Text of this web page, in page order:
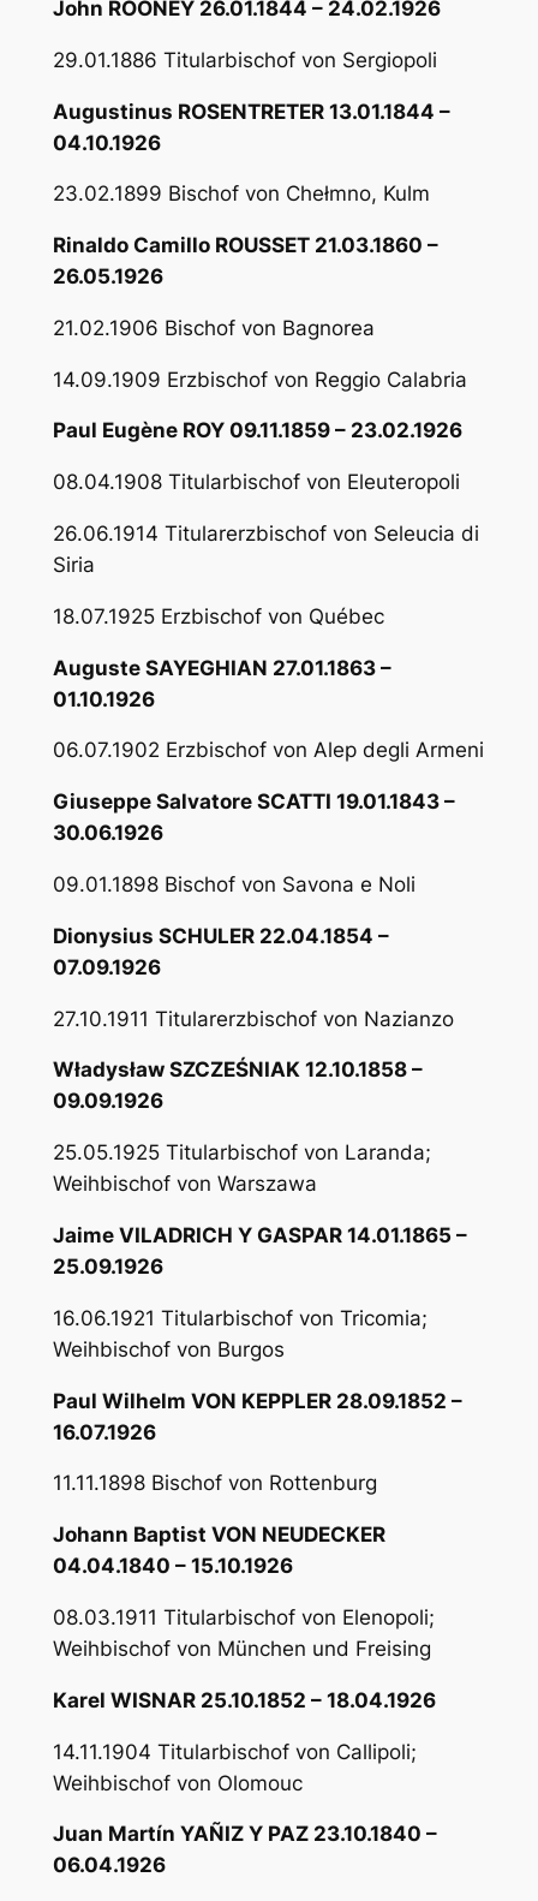
John ROONEY 26.01.1844 – 24.02.1926
29.01.1886 Titularbischof von Sergiopoli
Augustinus ROSENTRETER 13.01.1844 –
04.10.1926
23.02.1899 Bischof von Chełmno, Kulm
Rinaldo Camillo ROUSSET 21.03.1860 –
26.05.1926
21.02.1906 Bischof von Bagnorea
14.09.1909 Erzbischof von Reggio Calabria
Paul Eugène ROY 09.11.1859 – 23.02.1926
08.04.1908 Titularbischof von Eleuteropoli
26.06.1914 Titularerzbischof von Seleucia di
Siria
18.07.1925 Erzbischof von Québec
Auguste SAYEGHIAN 27.01.1863 –
01.10.1926
06.07.1902 Erzbischof von Alep degli Armeni
Giuseppe Salvatore SCATTI 19.01.1843 –
30.06.1926
09.01.1898 Bischof von Savona e Noli
Dionysius SCHULER 22.04.1854 –
07.09.1926
27.10.1911 Titularerzbischof von Nazianzo
Władysław SZCZEŚNIAK 12.10.1858 –
09.09.1926
25.05.1925 Titularbischof von Laranda;
Weihbischof von Warszawa
Jaime VILADRICH Y GASPAR 14.01.1865 –
25.09.1926
16.06.1921 Titularbischof von Tricomia;
Weihbischof von Burgos
Paul Wilhelm VON KEPPLER 28.09.1852 –
16.07.1926
11.11.1898 Bischof von Rottenburg
Johann Baptist VON NEUDECKER
04.04.1840 – 15.10.1926
08.03.1911 Titularbischof von Elenopoli;
Weihbischof von München und Freising
Karel WISNAR 25.10.1852 – 18.04.1926
14.11.1904 Titularbischof von Callipoli;
Weihbischof von Olomouc
Juan Martín YAÑIZ Y PAZ 23.10.1840 –
06.04.1926